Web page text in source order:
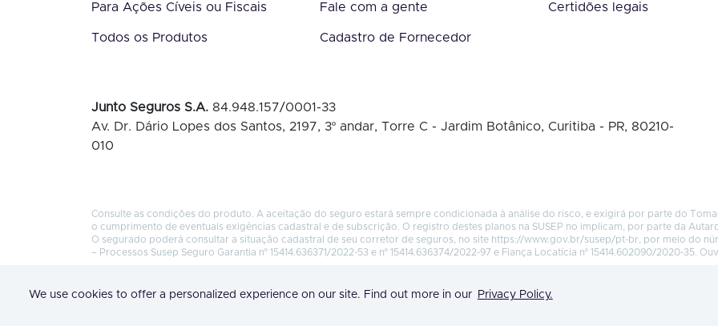
We use cookies to offer a personalized experience on our site. Find out more in our Privacy Policy.
Para Ações Cíveis ou Fiscais
Todos os Produtos
Fale com a gente
Cadastro de Fornecedor
Certidões legais
Junto Seguros S.A. 84.948.157/0001-33
Av. Dr. Dário Lopes dos Santos, 2197, 3º andar, Torre C - Jardim Botânico, Curitiba - PR, 80210-
010
Consulte as condições do produto. A aceitação do seguro estará sempre condicionada à análise do risco, e exigirá por parte do
o cumprimento de eventuais exigências cadastral e de subscrição. O registro destes planos na SUSEP no implicam, por parte da
O segurado poderá consultar a situação cadastral de seu corretor de seguros, no site https://www.gov.br/susep/pt-br , por meio do
– Processos Susep Seguro Garantia nº 15414.636371/2022-53 e nº 15414.636374/2022-97 e Fiança Locatícia nº 15414.602090/2020-35.